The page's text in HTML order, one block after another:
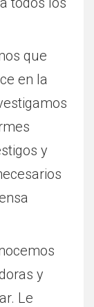
que
en la
y
y
Le